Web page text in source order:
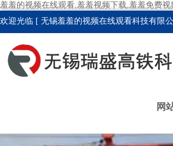
羞羞的视频在线观看,羞羞视频下载,羞羞免费
欢迎光临 [ 无锡羞羞的视频在线观看科技有限公
网